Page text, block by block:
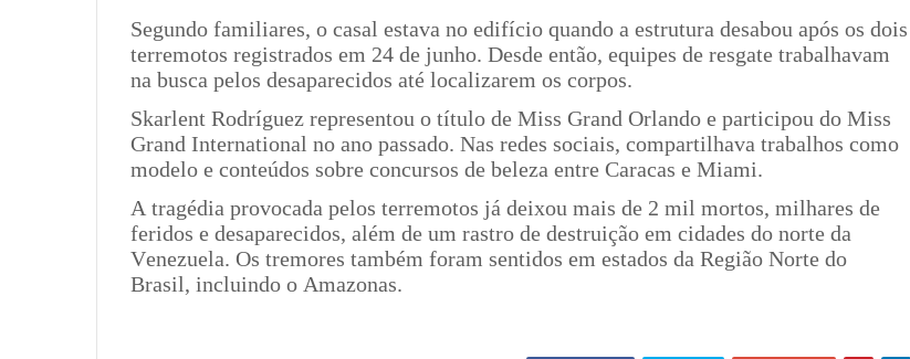
Segundo familiares, o casal estava no edifício quando a estrutura desabou após os dois
terremotos registrados em 24 de junho. Desde então, equipes de resgate trabalhavam
na busca pelos desaparecidos até localizarem os corpos.
Skarlent Rodríguez representou o título de Miss Grand Orlando e participou do Miss
Grand International no ano passado. Nas redes sociais, compartilhava trabalhos como
modelo e conteúdos sobre concursos de beleza entre Caracas e Miami.
A tragédia provocada pelos terremotos já deixou mais de 2 mil mortos, milhares de
feridos e desaparecidos, além de um rastro de destruição em cidades do norte da
Venezuela. Os tremores também foram sentidos em estados da Região Norte do
Brasil, incluindo o Amazonas.